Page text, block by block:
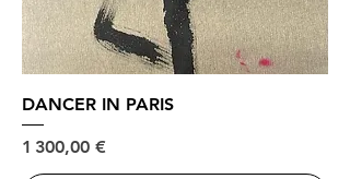
DANCER IN PARIS
Prix
1 300,00 €